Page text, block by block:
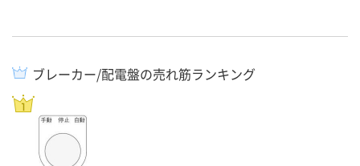
ブレーカー/配電盤の売れ筋ランキング